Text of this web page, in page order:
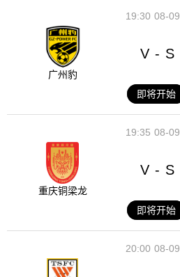
08-09
19:30
广州豹
V - S
即将开始
08-09
19:35
重庆铜梁龙
V - S
即将开始
08-09
20:00